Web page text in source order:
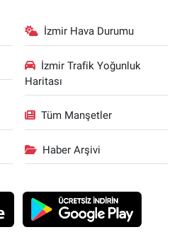
İzmir Hava Durumu
İzmir Trafik Yoğunluk
Haritası
Tüm Manşetler
Haber Arşivi